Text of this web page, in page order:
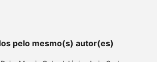
pelo mesmo(s) autor(es)